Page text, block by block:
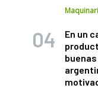
En un